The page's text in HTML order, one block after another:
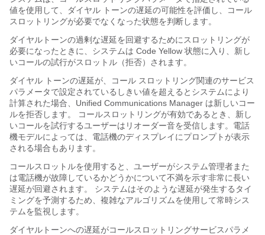
値を使用して、ダイヤル トーンの遅延の可能性を評価し、コール
スロットリングが必要でなくなった状態を判断します。
ダイヤルトーンの過剰な遅延を回避するためにスロットリングが
必要になったときに、システムは Code Yellow 状態に入り、新し
いコールの試行がスロットル（拒否）されます。
ダイヤル トーンの遅延が、コール スロットリング関連のサービス
パラメータで設定されているしきい値を超えるとシステムにより
計算された場合、Unified Communications Manager は新しいコー
ルを拒否します。 コールスロットリングが有効であるとき、新し
いコールを試行するユーザーはリオーダー音を受信します。電話
機モデルによっては、電話機のディスプレイにプロンプトが表示
される場合もあります。
コールスロットルを使用すると、ユーザーがシステム管理者また
は電話機が故障しているかどうかについて不満を示す非常に長い
遅延が回避されます。 システムはそのような遅延が発生するタイ
ミングを予測するため、複雑なアルゴリズムを使用して常時シス
テムを監視します。
ダイヤルトーンへの遅延がコールスロットリングサービスパラメ